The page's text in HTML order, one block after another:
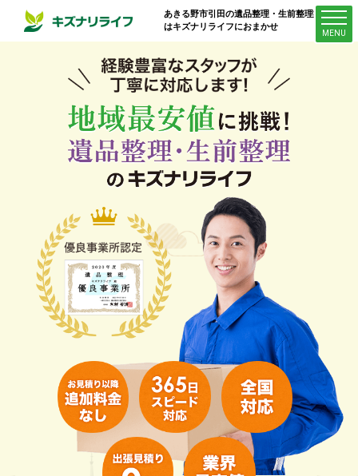
あきる野市引田の遺品整理・生前整理業者
はキズナリライフにおまかせ